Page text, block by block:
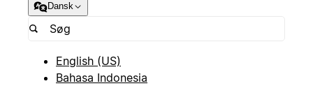
Dansk
English (US)
Bahasa Indonesia